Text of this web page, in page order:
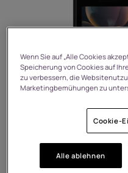
Zubehör
Angebote
Wenn Sie auf „Alle Cookies
Speicherung von Cookies auf
zu verbessern, die
Marketingbemühungen zu
Cookie-
Alle ablehnen